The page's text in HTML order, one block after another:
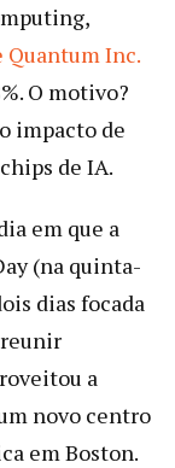
Quantum Inc.
O motivo?
impacto de
de IA.
em que a
(na quinta-
dias focada
a
novo centro
em Boston.